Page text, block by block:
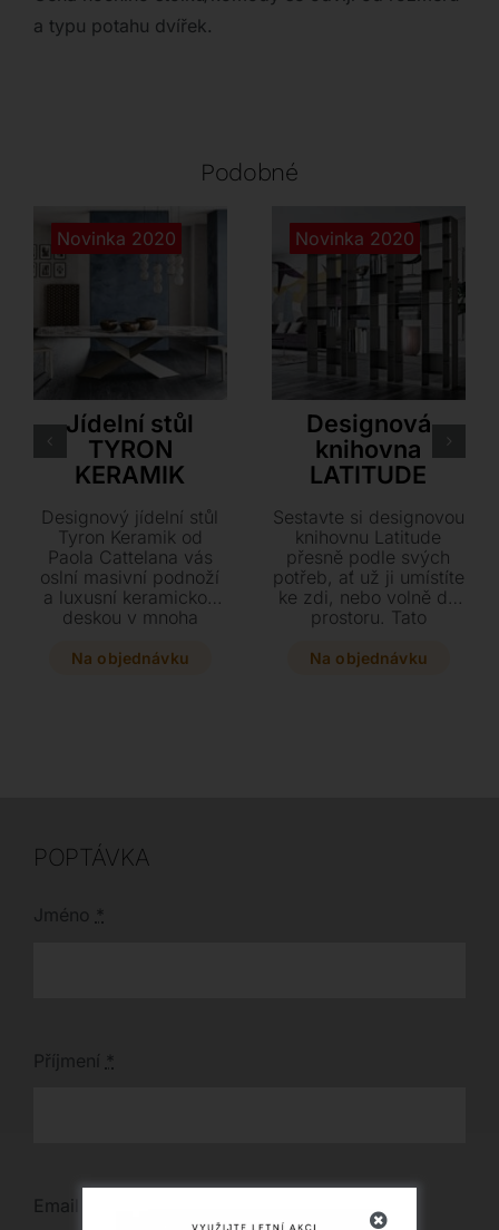
a typu potahu dvířek.
Podobné
Novinka 2020
Jídelní stůl
TYRON
KERAMIK
Designový jídelní stůl
Tyron Keramik od
Paola Cattelana vás
oslní masivní podnoží
a luxusní keramickou
deskou v mnoha
Vyberte si z několika
Na objednávku
Novinka 2020
Designová
knihovna
LATITUDE
Sestavte si designovou
knihovnu Latitude
přesně podle svých
potřeb, ať už ji umístíte
ke zdi, nebo volně do
prostoru. Tato
konstrukce v
Na objednávku
POPTÁVKA
Jméno *
Příjmení *
Email